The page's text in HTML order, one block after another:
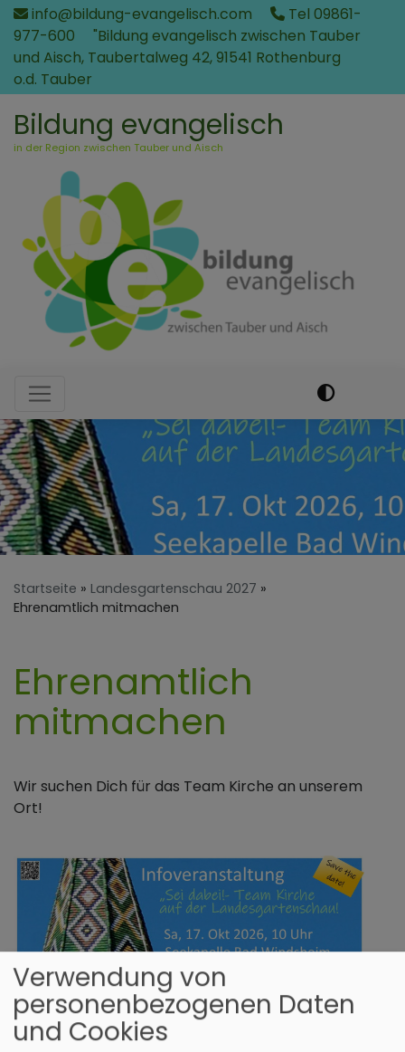
Direkt
zum
Inhalt
info@bildung-evangelisch.com
Tel 09861-
977-600
"Bildung evangelisch zwischen Tauber
und Aisch, Taubertalweg 42, 91541 Rothenburg
o.d. Tauber
Bildung evangelisch
in der Region zwischen Tauber und Aisch
Hauptnavigation
Startseite
Landesgartenschau 2027
Ehrenamtlich mitmachen
Ehrenamtlich
mitmachen
Wir suchen Dich für das Team Kirche an unserem
Ort!
BildrechteBW
Save the date!
Verwendung von
personenbezogenen Daten
und Cookies